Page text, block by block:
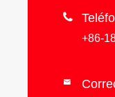

+86-
